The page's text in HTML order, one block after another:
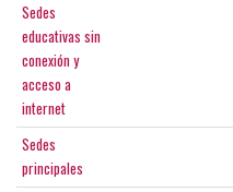
Sedes
educativas sin
conexión y
acceso a
internet
Sedes
principales